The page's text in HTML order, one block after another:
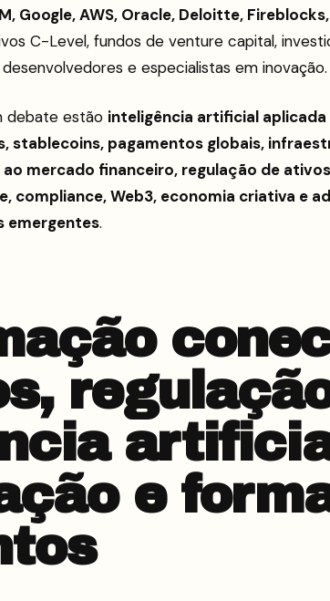
Google, AWS, Oracle, Deloitte,
C-Level, fundos de venture capital,
e especialistas em inovação.
debate estão inteligência artificial aplicada
stablecoins, pagamentos globais,
mercado financeiro, regulação de
compliance, Web3, economia criativa e
emergentes.
e